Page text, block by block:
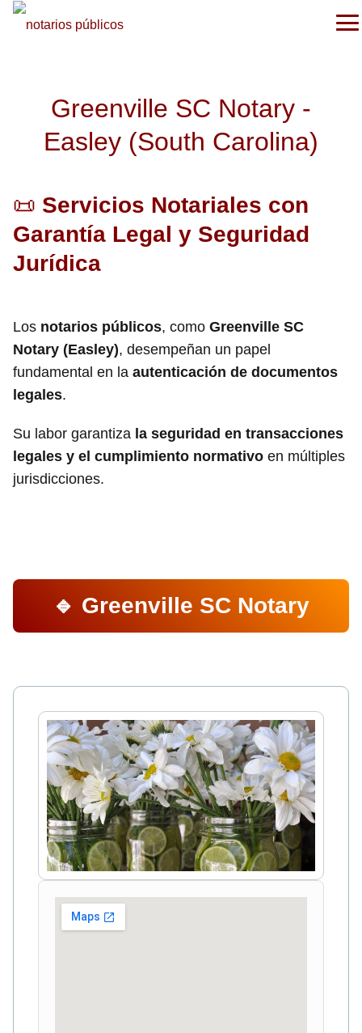
Greenville SC Notary -
Easley (South Carolina)
📜 Servicios Notariales con
Garantía Legal y Seguridad
Jurídica
Los notarios públicos, como Greenville SC
Notary (Easley), desempeñan un papel
fundamental en la autenticación de documentos
legales.
Su labor garantiza la seguridad en transacciones
legales y el cumplimiento normativo en múltiples
jurisdicciones.
🔹 Greenville SC Notary